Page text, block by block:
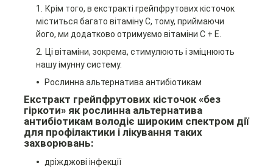
Крім того, в екстракті грейпфрутових кісточок
міститься багато вітаміну С, тому, приймаючи
його, ми додатково отримуємо вітаміни С + Е.
Ці вітаміни, зокрема, стимулюють і зміцнюють
нашу імунну систему.
Рослинна альтернатива антибіотикам
Екстракт грейпфрутових кісточок «без
гіркоти» як рослинна альтернатива
антибіотикам володіє широким спектром дії
для профілактики і лікування таких
захворювань:
дріжджові інфекції